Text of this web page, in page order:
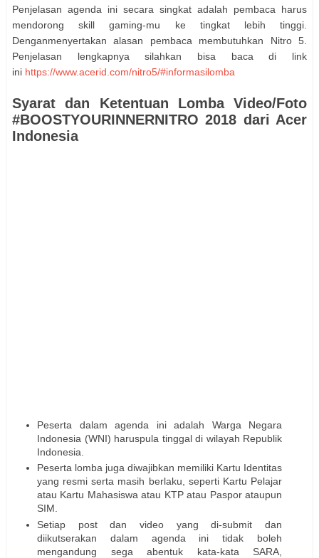
Penjelasan agenda ini secara singkat adalah pembaca harus
mendorong skill gaming-mu ke tingkat lebih tinggi.
Denganmenyertakan alasan pembaca membutuhkan Nitro 5.
Penjelasan lengkapnya silahkan bisa baca di link
ini https://www.acerid.com/nitro5/#informasilomba
Syarat dan Ketentuan Lomba Video/Foto
#BOOSTYOURINNERNITRO 2018 dari Acer
Indonesia
Peserta dalam agenda ini adalah Warga Negara
Indonesia (WNI) haruspula tinggal di wilayah Republik
Indonesia.
Peserta lomba juga diwajibkan memiliki Kartu Identitas
yang resmi serta masih berlaku, seperti Kartu Pelajar
atau Kartu Mahasiswa atau KTP atau Paspor ataupun
SIM.
Setiap post dan video yang di-submit dan
diikutserakan dalam agenda ini tidak boleh
mengandung sega abentuk kata-kata SARA,